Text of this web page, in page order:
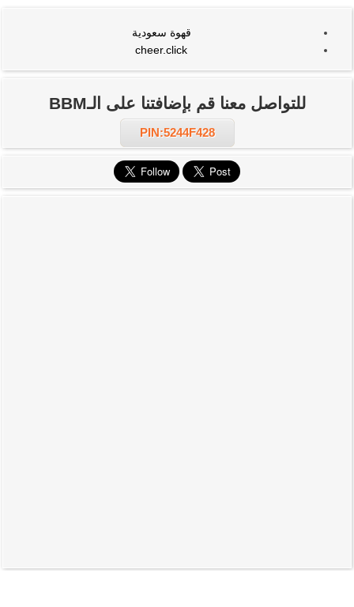
قهوة سعودية
cheer.click
للتواصل معنا قم بإضافتنا على الـBBM
PIN:5244F428